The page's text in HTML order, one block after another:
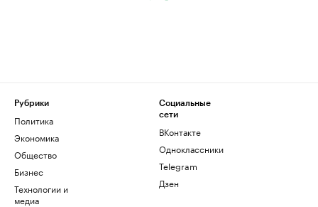
Рубрики
Политика
Экономика
Общество
Бизнес
Технологии и
медиа
Социальные
сети
ВКонтакте
Одноклассники
Telegram
Дзен